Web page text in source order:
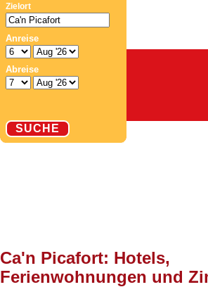
Gastronomie
Aktivitäten
Radfahren
Mehr
Flüge
Klima
Ca'n Picafort: Hotels,
Ferienwohnungen und